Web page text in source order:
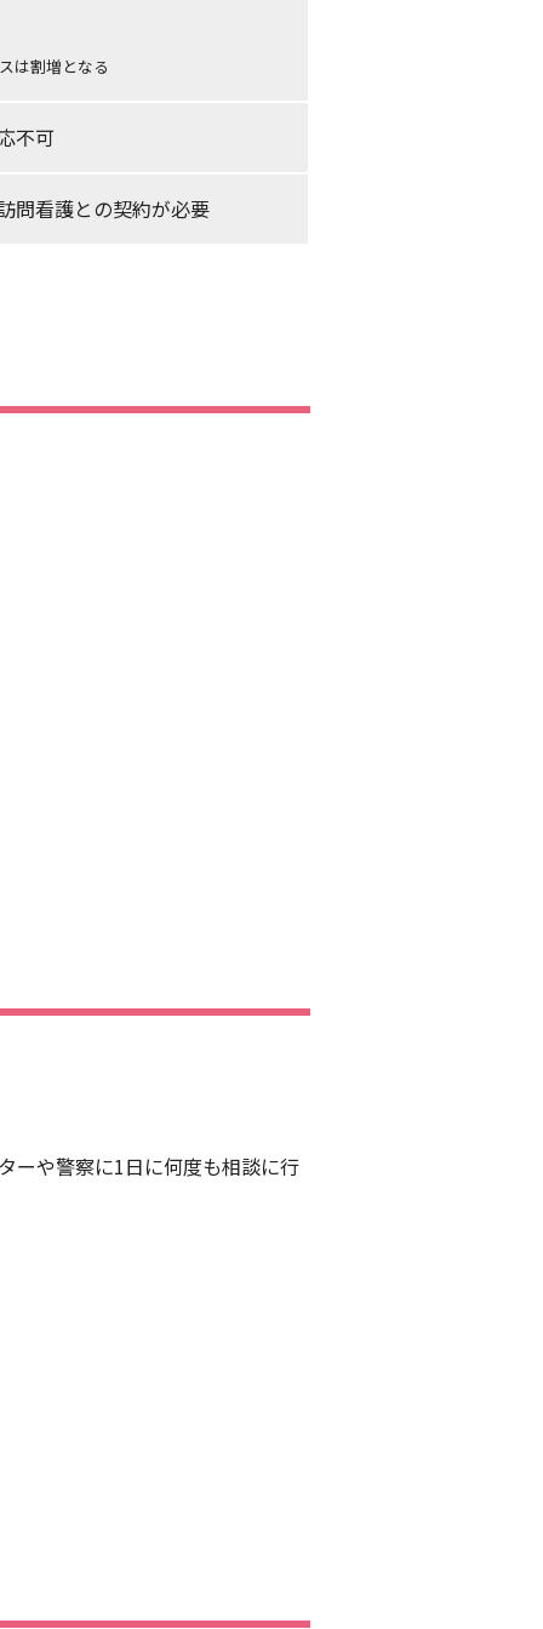
は割増となる
不可
問看護との契約が必要
ーや警察に1日に何度も相談に行